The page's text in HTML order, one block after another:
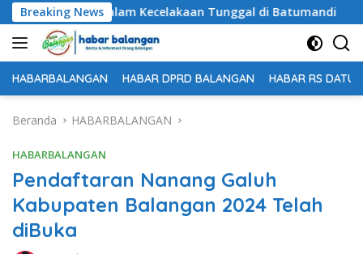
Langsung
ke
konten
Breaking News
Dunia dalam Kecelakaan Tunggal di Batumandi
HABARBALANGAN HABAR DPRD BALANGAN HABAR RS DATU
Beranda HABARBALANGAN
HABARBALANGAN
Pendaftaran Nanang Galuh
Kabupaten Balangan 2024 Telah
diBuka